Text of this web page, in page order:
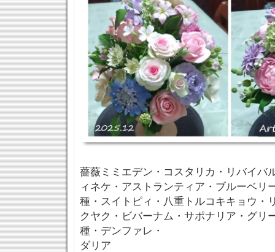
薔薇ミミエデン・コスタリカ・リバイバ
ィネケ・アストランティア・ブルーベリ
種・スイトピィ・八重トルコキキョウ・
クヤク・ビバーナム・サポナリア・グリ
種・デンファレ・
ダリア